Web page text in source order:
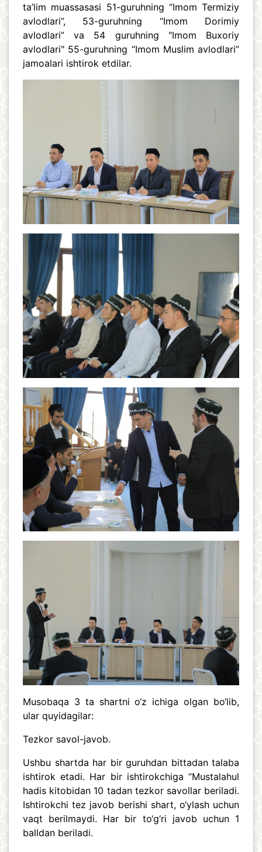
ta’lim muassasasi 51-guruhning “Imom Termiziy
avlodlari”, 53-guruhning “Imom Dorimiy
avlodlari” va 54 guruhning "Imom Buxoriy
avlodlari" 55-guruhning “Imom Muslim avlodlari”
jamoalari ishtirok etdilar.
Musobaqa 3 ta shartni o‘z ichiga olgan bo‘lib,
ular quyidagilar:
Tezkor savol-javob.
Ushbu shartda har bir guruhdan bittadan talaba
ishtirok etadi. Har bir ishtirokchiga “Mustalahul
hadis kitobidan 10 tadan tezkor savollar beriladi.
Ishtirokchi tez javob berishi shart, o‘ylash uchun
vaqt berilmaydi. Har bir to‘g‘ri javob uchun 1
balldan beriladi.